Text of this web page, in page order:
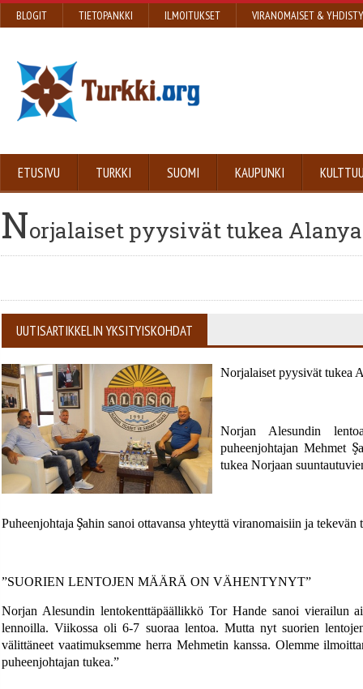
BLOGIT TIETOPANKKI ILMOITUKSET VIRANOMAISET &
ETUSIVU TURKKI SUOMI KAUPUNKI
Norjalaiset pyysivät tukea
UUTISARTIKKELIN YKSITYISKOHDAT
Norjalaiset pyysivät tukea
Norjan Alesundin
puheenjohtajan Mehmet Ş
tukea Norjaan
Puheenjohtaja Şahin sanoi ottavansa yhteyttä viranomaisiin ja tekevän
”SUORIEN LENTOJEN MÄÄRÄ ON VÄHENTYNYT”
Norjan Alesundin lentokenttäpäällikkö Tor Hande sanoi vierailun
lennoilla. Viikossa oli 6-7 suoraa lentoa. Mutta nyt suorien
välittäneet vaatimuksemme herra Mehmetin kanssa. Olemme
puheenjohtajan tukea.”